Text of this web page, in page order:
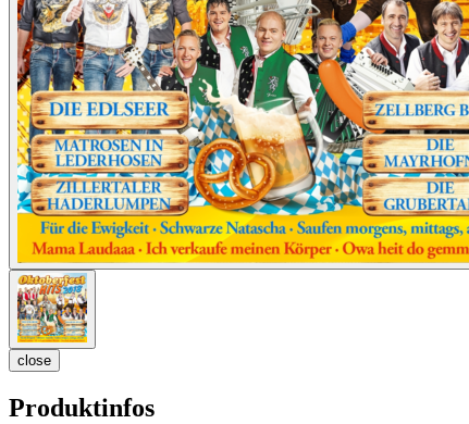
close
Produktinfos